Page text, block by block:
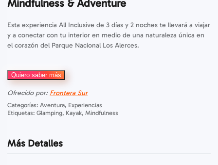
Mindfulness & Adventure
Esta experiencia All Inclusive de 3 días y 2 noches te llevará a viajar
y a conectar con tu interior en medio de una naturaleza única en
el corazón del Parque Nacional Los Alerces.
Quiero saber más
Ofrecido por: Frontera Sur
Categorías: Aventura, Experiencias
Etiquetas: Glamping, Kayak, Mindfulness
Más Detalles